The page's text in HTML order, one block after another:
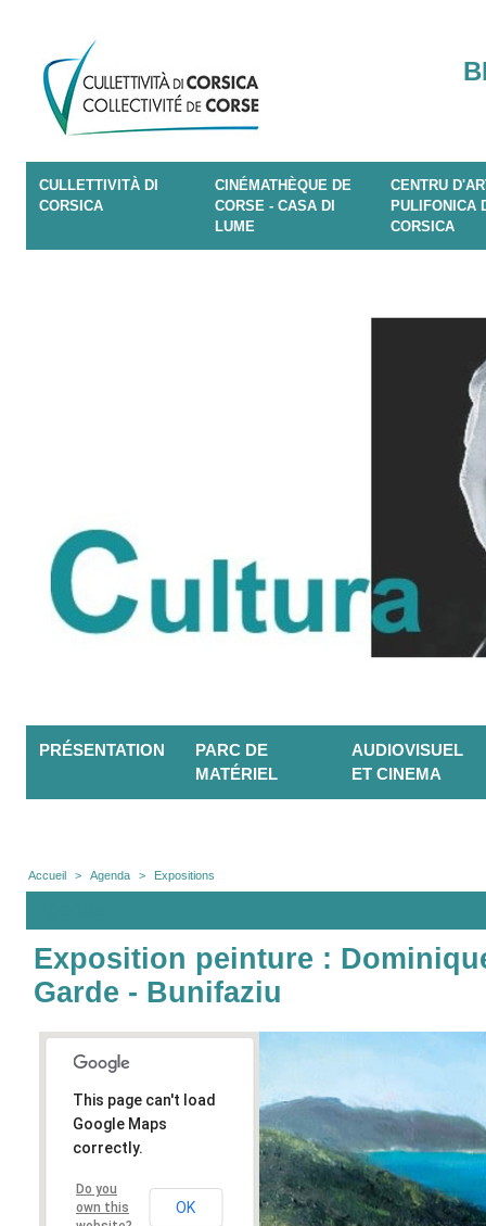
CULLETTIVITÀ DI
CORSICA
CINÉMATHÈQUE DE
CORSE - CASA DI
LUME
CENTRU
PULIFONICA
CORSICA
PRÉSENTATION
PARC DE
MATÉRIEL
AUDIOVISUEL
ET CINEMA
Accueil > Agenda > Expositions
Exposition peinture :
Garde - Bunifaziu
This page can't load
Google Maps
correctly.
Do you
own this
OK